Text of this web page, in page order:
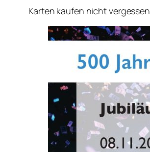
Karten kaufen nicht vergessen